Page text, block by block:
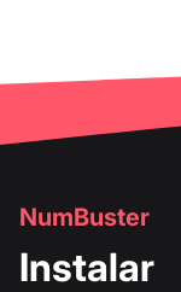
NumBuster
Instalar